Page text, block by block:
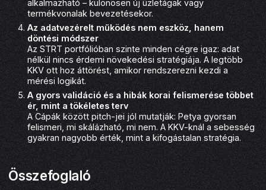
alkalmazható – különösen új üzletágak vagy
termékvonalak bevezetésekor.
Az adatvezérelt működés nem eszköz, hanem
döntési módszer
Az STRT portfólióban szinte minden cégre igaz: adat
nélkül nincs érdemi növekedési stratégiája. A legtöbb
KKV ott hoz áttörést, amikor rendszerezni kezdi a
mérési logikát.
A gyors validáció és a hibák korai felismerése többet
ér, mint a tökéletes terv
A Cápák között pitch-jei jól mutatják: Petya gyorsan
felismeri, mi skálázható, mi nem. A KKV-knál a sebesség
gyakran nagyobb érték, mint a kifogástalan stratégia.
Összefoglaló